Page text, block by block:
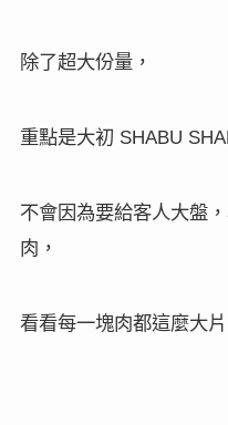
除了超大份量，
重點是大初 SHABU
不會因為要給客人大盤
肉，
看看每一塊肉都這麼大